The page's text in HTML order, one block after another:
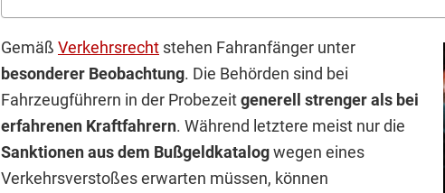
Gemäß Verkehrsrecht stehen Fahranfänger unter
besonderer Beobachtung. Die Behörden sind bei
Fahrzeugführern in der Probezeitgenerell strenger als bei
erfahrenen Kraftfahrern. Während letztere meist nur die
Sanktionen aus dem Bußgeldkatalogwegen eines
Verkehrsverstoßes erwarten müssen, können